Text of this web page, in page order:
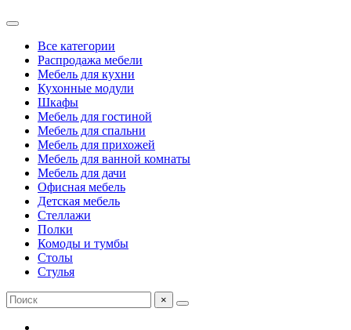
Все категории
Распродажа мебели
Мебель для кухни
Кухонные модули
Шкафы
Мебель для гостиной
Мебель для спальни
Мебель для прихожей
Мебель для ванной комнаты
Мебель для дачи
Офисная мебель
Детская мебель
Стеллажи
Полки
Комоды и тумбы
Столы
Стулья
×